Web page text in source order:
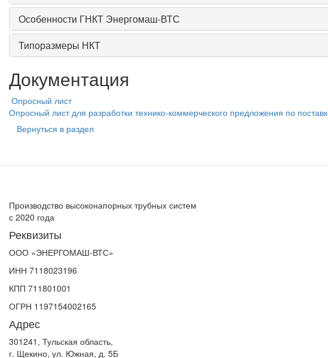
Особенности ГНКТ Энергомаш-ВТС
Типоразмеры НКТ
Документация
Опросный лист
Опросный лист для разработки технико-коммерческого предложения по
Вернуться в раздел
Производство высоконапорных трубных систем
с 2020 года
Реквизиты
ООО «ЭНЕРГОМАШ-ВТС»
ИНН 7118023196
КПП 711801001
ОГРН 1197154002165
Адрес
301241, Тульская область,
г. Щекино, ул. Южная, д. 5Б